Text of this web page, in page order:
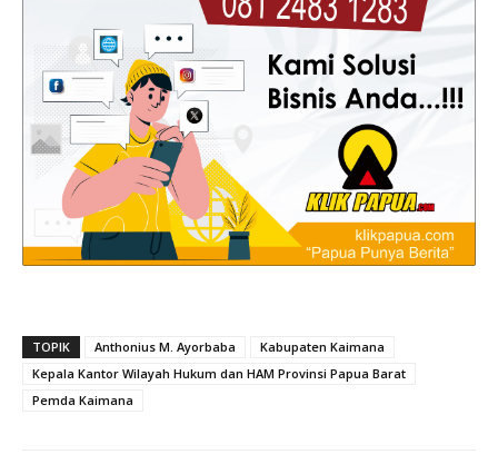
TOPIK Anthonius M. Ayorbaba
Kabupaten Kaimana
Kepala Kantor Wilayah Hukum dan HAM Provinsi Papua Barat
Pemda Kaimana